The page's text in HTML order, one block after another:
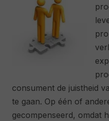
consument de juistheid
te gaan. Op één of
gecompenseerd, omdat